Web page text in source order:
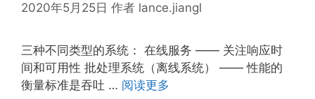
2020年5月25日 作者 lance.jiangl
三种不同类型的系统： 在线服务 —— 关注响应时
间和可用性 批处理系统（离线系统） —— 性能的
衡量标准是吞吐 … 阅读更多